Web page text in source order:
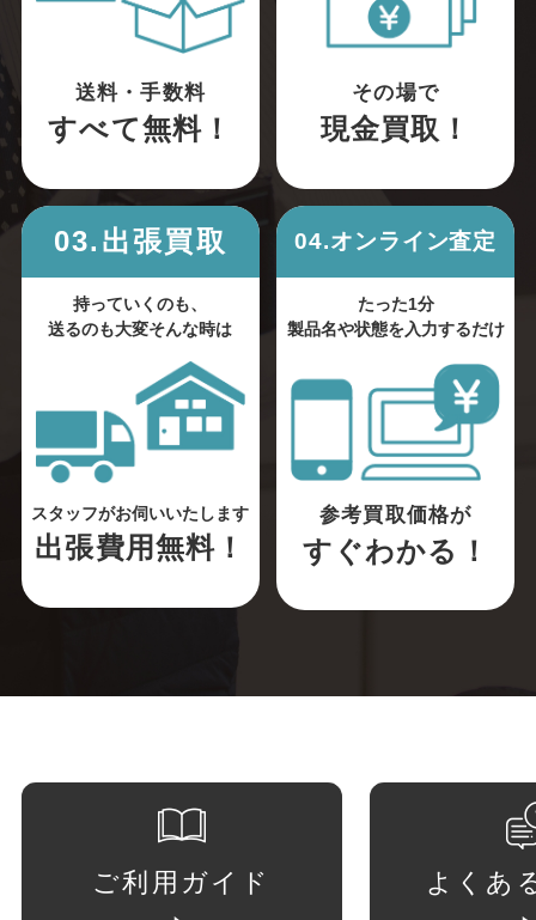
送料・手数料
すべて無料！
その場で
現金買取！
03.出張買取
持っていくのも、
送るのも大変そんな時は
スタッフがお伺いいたします
出張費用無料！
04.オンライン査定
たった1分
製品名や状態を入力するだけ
参考買取価格が
すぐわかる！
ご利用ガイド よくあ